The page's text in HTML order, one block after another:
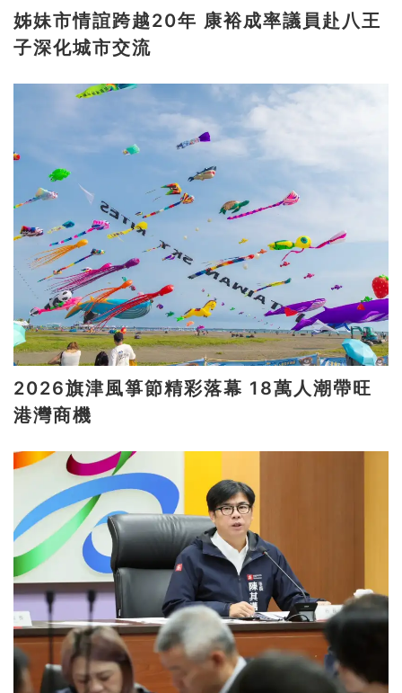
姊妹市情誼跨越20年 康裕成率議員赴八王
子深化城市交流
2026旗津風箏節精彩落幕 18萬人潮帶旺
港灣商機